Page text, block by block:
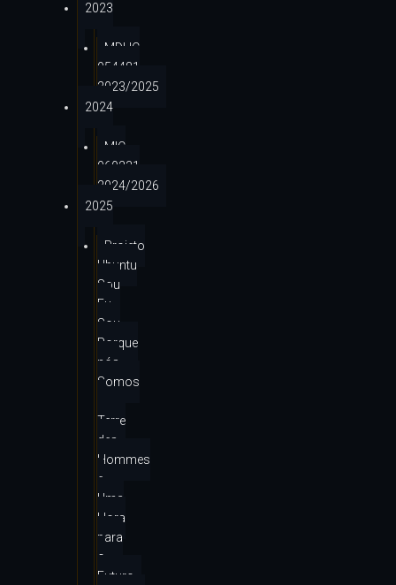
2023
MDHC
954481
2023/2025
2024
MIC
960231
2024/2026
2025
Projeto
Ubuntu
Sou
Eu
Sou
Porque
nós
Somos
Terre
des
Hommes
e
Uma
Hora
para
o
Futuro